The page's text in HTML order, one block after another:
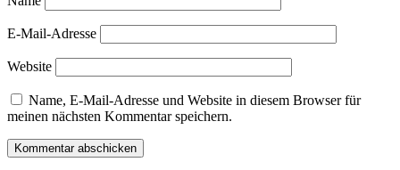
E-Mail-Adresse
Website
Name, E-Mail-Adresse und Website in diesem Browser für
meinen nächsten Kommentar speichern.